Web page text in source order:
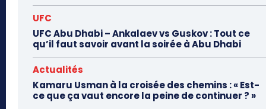
UFC
UFC Abu Dhabi – Ankalaev vs Guskov : Tout ce
qu’il faut savoir avant la soirée à Abu Dhabi
Actualités
Kamaru Usman à la croisée des chemins : « Est-
ce que ça vaut encore la peine de continuer ? »